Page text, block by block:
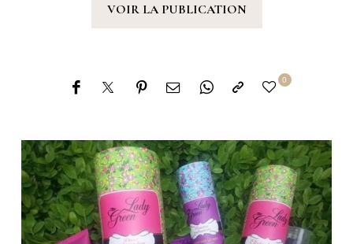
VOIR LA PUBLICATION
0